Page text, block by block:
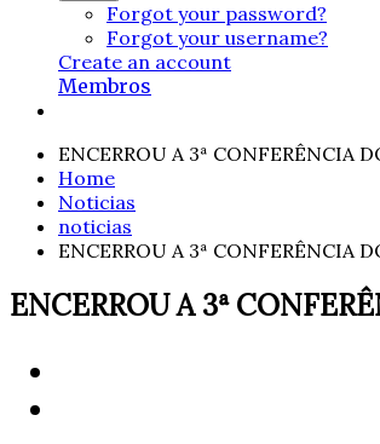
Forgot your password?
Forgot your username?
Create an account
Membros
ENCERROU A 3ª CONFERÊNCIA
Home
Noticias
noticias
ENCERROU A 3ª CONFERÊNCIA
ENCERROU A 3ª